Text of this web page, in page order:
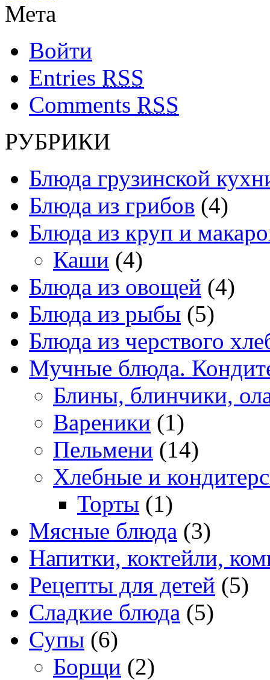
Мета
Войти
Entries RSS
Comments RSS
РУБРИКИ
Блюда грузинской
Блюда из грибов (4)
Блюда из круп и
Каши (4)
Блюда из овощей (4)
Блюда из рыбы (5)
Блюда из черствого
Мучные блюда.
Блины, блинчики,
Вареники (1)
Пельмени (14)
Хлебные и
Торты (1)
Мясные блюда (3)
Напитки, коктейли,
Рецепты для детей (5)
Сладкие блюда (5)
Супы (6)
Борщи (2)